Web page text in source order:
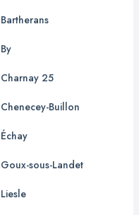
Bartherans
By
Charnay 25
Chenecey-Buillon
Échay
Goux-sous-Landet
Liesle